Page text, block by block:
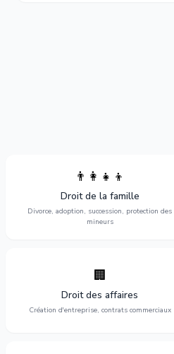
👨‍👩‍👧‍👦
Droit de la famille
Divorce, adoption, succession, protection des
mineurs
succession et protection des personnes
vulnérables.
🏢
Droit des affaires
Création d'entreprise, contrats commerciaux
Accompagnement complet pour votre
entreprise : création, contrats
commerciaux, concurrence et litiges.